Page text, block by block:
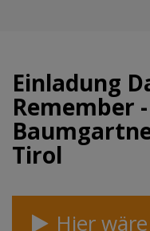
Einladung
Remember
Tirol
Hier